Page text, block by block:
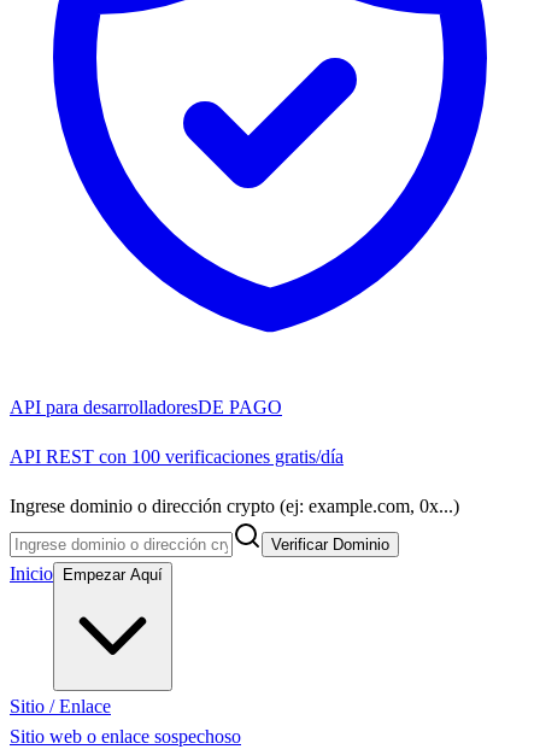
API para desarrolladoresDE PAGO
API REST con 100 verificaciones gratis/día
Ingrese dominio o dirección crypto (ej: example.com, 0x...)
Verificar Dominio
Inicio Empezar Aquí
Sitio / Enlace
Sitio web o enlace sospechoso